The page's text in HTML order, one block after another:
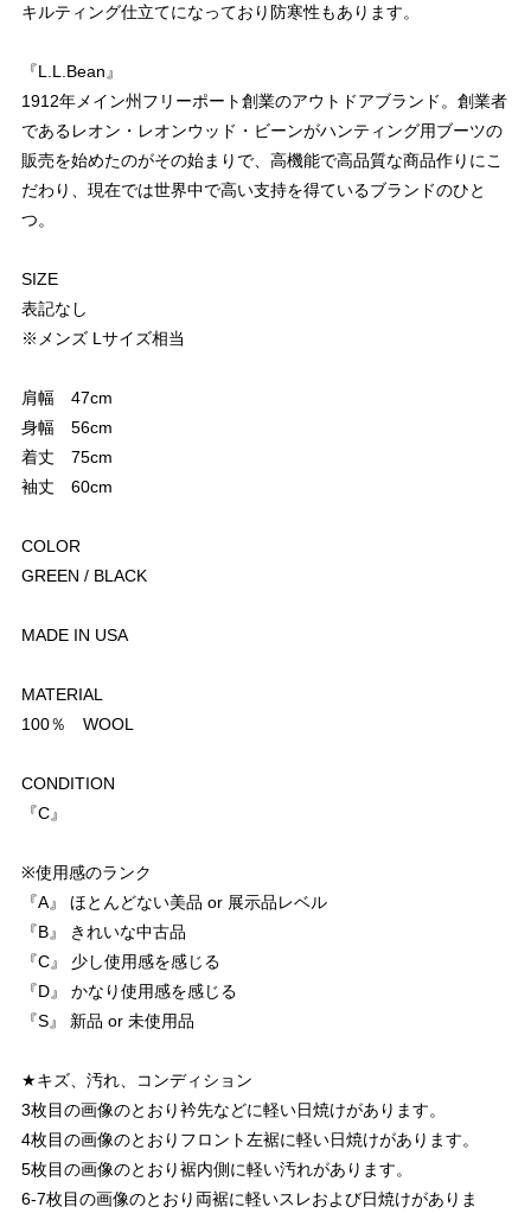
キルティング仕立てになっており防寒性もあります。
『L.L.Bean』
1912年メイン州フリーポート創業のアウトドアブランド。創業者
であるレオン・レオンウッド・ビーンがハンティング用ブーツの
販売を始めたのがその始まりで、高機能で高品質な商品作りにこ
だわり、現在では世界中で高い支持を得ているブランドのひと
つ。
SIZE
表記なし
※メンズ Lサイズ相当
肩幅 47cm
身幅 56cm
着丈 75cm
袖丈 60cm
COLOR
GREEN / BLACK
MADE IN USA
MATERIAL
100％ WOOL
CONDITION
『C』
※使用感のランク
『A』 ほとんどない美品 or 展示品レベル
『B』 きれいな中古品
『C』 少し使用感を感じる
『D』 かなり使用感を感じる
『S』 新品 or 未使用品
★キズ、汚れ、コンディション
3枚目の画像のとおり衿先などに軽い日焼けがあります。
4枚目の画像のとおりフロント左裾に軽い日焼けがあります。
5枚目の画像のとおり裾内側に軽い汚れがあります。
6-7枚目の画像のとおり両裾に軽いスレおよび日焼けがありま